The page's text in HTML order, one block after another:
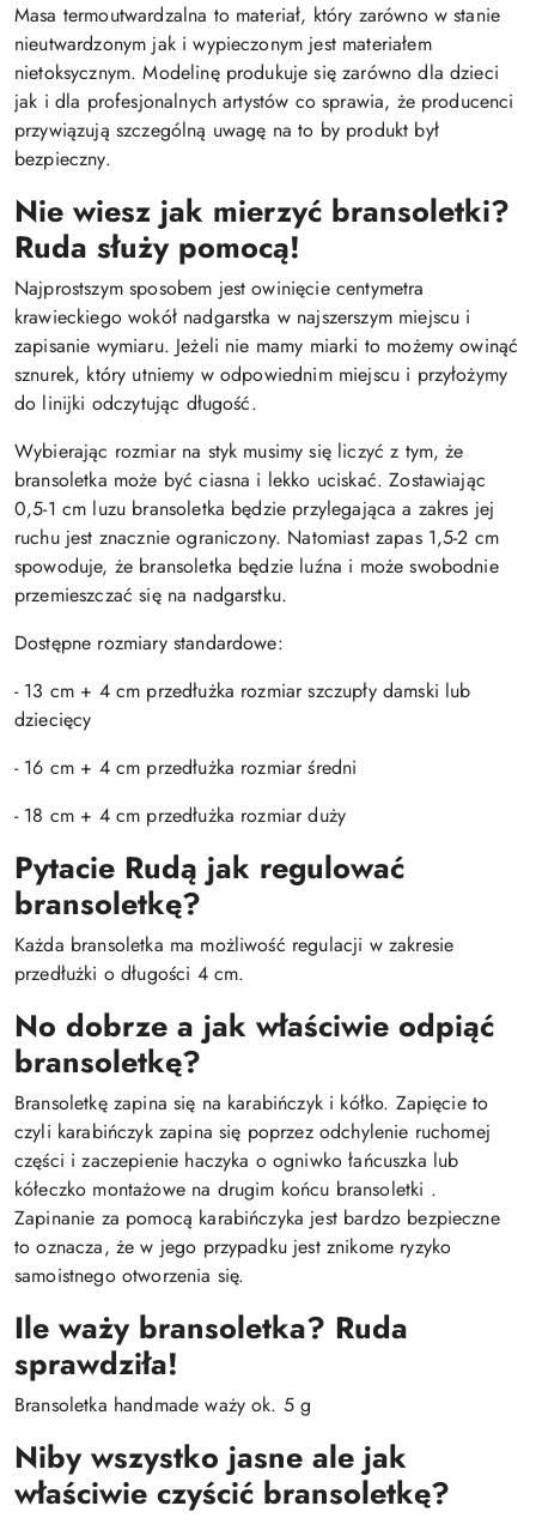
Masa termoutwardzalna to materiał, który zarówno w stanie
nieutwardzonym jak i wypieczonym jest materiałem
nietoksycznym. Modelinę produkuje się zarówno dla dzieci
jak i dla profesjonalnych artystów co sprawia, że producenci
przywiązują szczególną uwagę na to by produkt był
bezpieczny.
Nie wiesz jak mierzyć bransoletki?
Ruda służy pomocą!
Najprostszym sposobem jest owinięcie centymetra
krawieckiego wokół nadgarstka w najszerszym miejscu i
zapisanie wymiaru. Jeżeli nie mamy miarki to możemy owinąć
sznurek, który utniemy w odpowiednim miejscu i przyłożymy
do linijki odczytując długość.
Wybierając rozmiar na styk musimy się liczyć z tym, że
bransoletka może być ciasna i lekko uciskać. Zostawiając
0,5-1 cm luzu bransoletka będzie przylegająca a zakres jej
ruchu jest znacznie ograniczony. Natomiast zapas 1,5-2 cm
spowoduje, że bransoletka będzie luźna i może swobodnie
przemieszczać się na nadgarstku.
Dostępne rozmiary standardowe:
- 13 cm + 4 cm przedłużka rozmiar szczupły damski lub
dziecięcy
- 16 cm + 4 cm przedłużka rozmiar średni
- 18 cm + 4 cm przedłużka rozmiar duży
Pytacie Rudą jak regulować
bransoletkę?
Każda bransoletka ma możliwość regulacji w zakresie
przedłużki o długości 4 cm.
No dobrze a jak właściwie odpiąć
bransoletkę?
Bransoletkę zapina się na karabińczyk i kółko. Zapięcie to
czyli karabińczyk zapina się poprzez odchylenie ruchomej
części i zaczepienie haczyka o ogniwko łańcuszka lub
kółeczko montażowe na drugim końcu bransoletki .
Zapinanie za pomocą karabińczyka jest bardzo bezpieczne
to oznacza, że w jego przypadku jest znikome ryzyko
samoistnego otworzenia się.
Ile waży bransoletka? Ruda
sprawdziła!
Bransoletka handmade waży ok. 5 g
Niby wszystko jasne ale jak
właściwie czyścić bransoletkę?